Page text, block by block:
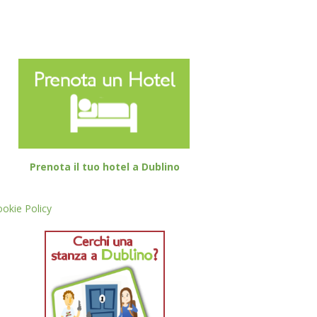
Prenota il tuo hotel a Dublino
Policy